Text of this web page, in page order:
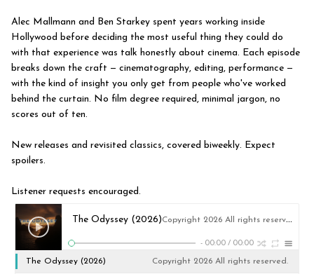
Alec Mallmann and Ben Starkey spent years working inside
Hollywood before deciding the most useful thing they could do
with that experience was talk honestly about cinema. Each episode
breaks down the craft — cinematography, editing, performance —
with the kind of insight you only get from people who've worked
behind the curtain. No film degree required, minimal jargon, no
scores out of ten.
New releases and revisited classics, covered biweekly. Expect
spoilers.
Listener requests encouraged.
The Odyssey (2026)Copyright 2026 All rights reserved.
- 00:00 / 00:00
The Odyssey (2026) Copyright 2026 All rights reserved.